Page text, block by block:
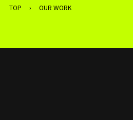
TOP › OUR WORK